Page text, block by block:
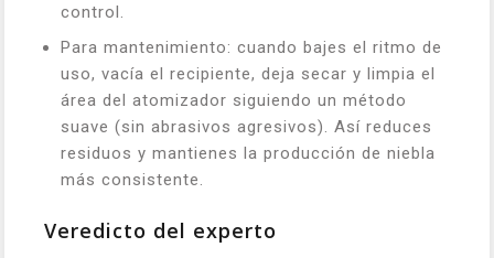
control.
Para mantenimiento: cuando bajes el ritmo de
uso, vacía el recipiente, deja secar y limpia el
área del atomizador siguiendo un método
suave (sin abrasivos agresivos). Así reduces
residuos y mantienes la producción de niebla
más consistente.
Veredicto del experto